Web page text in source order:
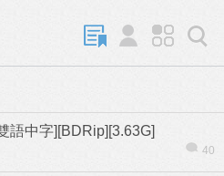
語中字][BDRip][3.63G]
40